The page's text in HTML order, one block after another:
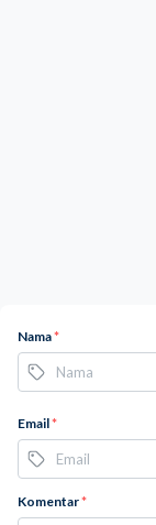
Nama*
Email*
Komentar*